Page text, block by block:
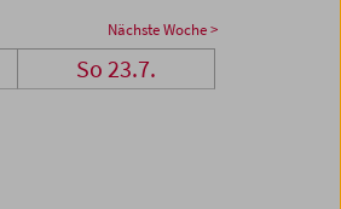
Nächste Woche >
So 23.7.